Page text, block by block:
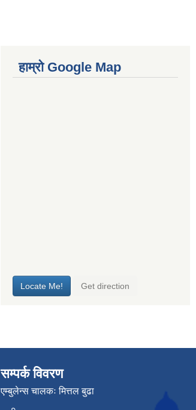
हाम्रो Google Map
सम्पर्क विवरण
एम्बुलेन्स चालकः मित्तल बुढा